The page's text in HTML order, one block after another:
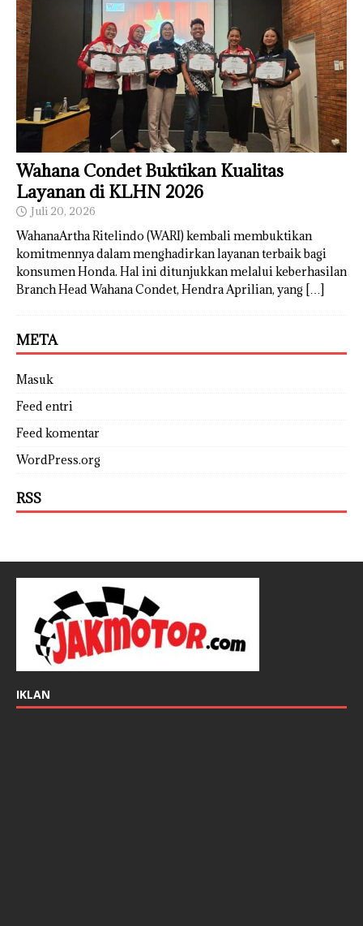
Wahana Condet Buktikan Kualitas
Layanan di KLHN 2026
Juli 20, 2026
WahanaArtha Ritelindo (WARI) kembali membuktikan
komitmennya dalam menghadirkan layanan terbaik bagi
konsumen Honda. Hal ini ditunjukkan melalui keberhasilan
Branch Head Wahana Condet, Hendra Aprilian, yang […]
META
Masuk
Feed entri
Feed komentar
WordPress.org
RSS
IKLAN